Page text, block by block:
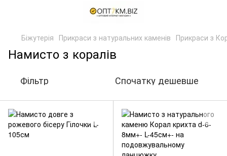
Біжутерія Прикраси з натуральних каменів Прикраси з
Намисто з коралів
Фільтр Спочатку дешевше